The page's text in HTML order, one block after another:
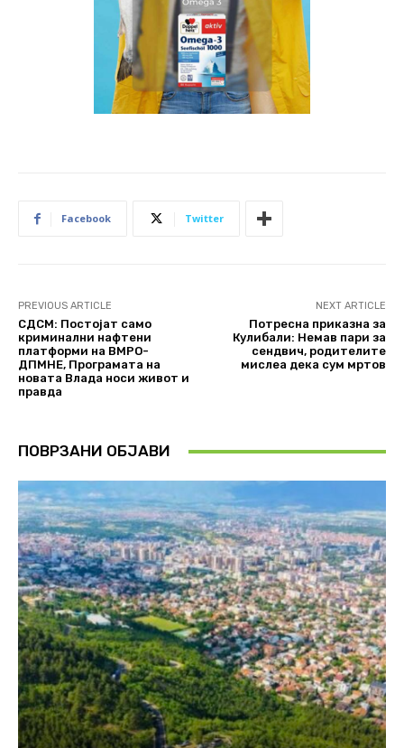
Facebook Twitter
PREVIOUS ARTICLE
СДСМ: Постојат само
криминални нафтени
платформи на ВМРО-
ДПМНЕ, Програмата на
новата Влада носи живот и
правда
NEXT ARTICLE
Потресна приказна за
Кулибали: Немав пари за
сендвич, родителите
мислеа дека сум мртов
ПОВРЗАНИ ОБЈАВИ